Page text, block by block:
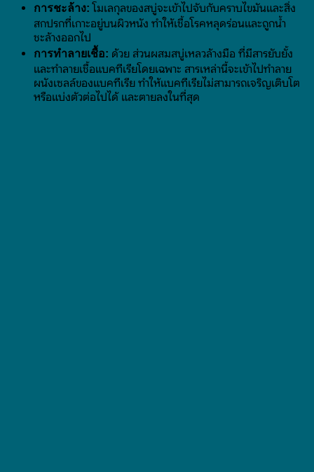
การชะล้าง: โมเลกุลของสบู่จะเข้าไปจับกับคราบไขมันและสิ่ง
สกปรกที่เกาะอยู่บนผิวหนัง ทำให้เชื้อโรคหลุดร่อนและถูกน้ำ
ชะล้างออกไป
การทำลายเชื้อ: ด้วย ส่วนผสมสบู่เหลวล้างมือ ที่มีสารยับยั้ง
และทำลายเชื้อแบคทีเรียโดยเฉพาะ สารเหล่านี้จะเข้าไปทำลาย
ผนังเซลล์ของแบคทีเรีย ทำให้แบคทีเรียไม่สามารถเจริญเติบโต
หรือแบ่งตัวต่อไปได้ และตายลงในที่สุด